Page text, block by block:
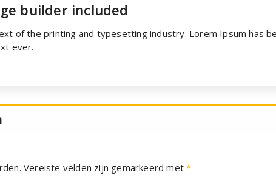
builder included
of the printing and typesetting industry. Lorem Ipsum has
ever.
Vereiste velden zijn gemarkeerd met*